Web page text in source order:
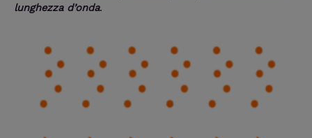
lunghezza d’onda.